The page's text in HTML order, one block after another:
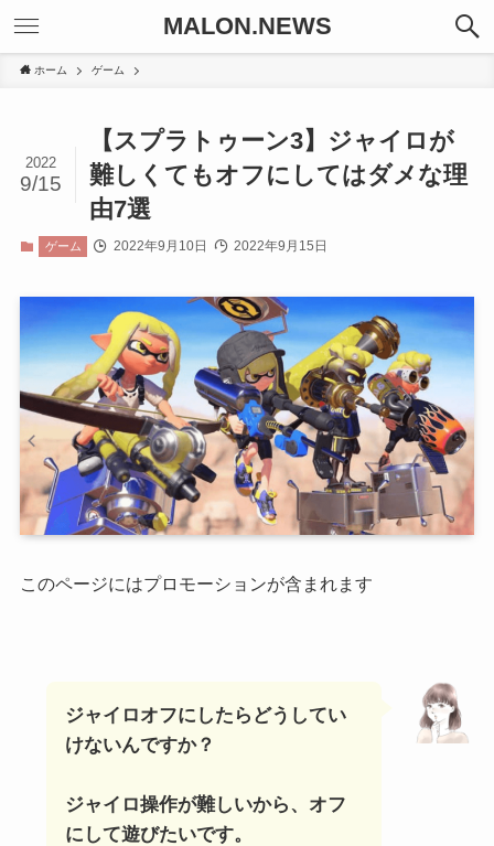
MALON.NEWS
ホーム ゲーム
【スプラトゥーン3】ジャイロが
難しくてもオフにしてはダメな理
由7選
2022
9/15
ゲーム 2022年9月10日 2022年9月15日
このページにはプロモーションが含まれます
ジャイロオフにしたらどうしてい
けないんですか？
ジャイロ操作が難しいから、オフ
にして遊びたいです。